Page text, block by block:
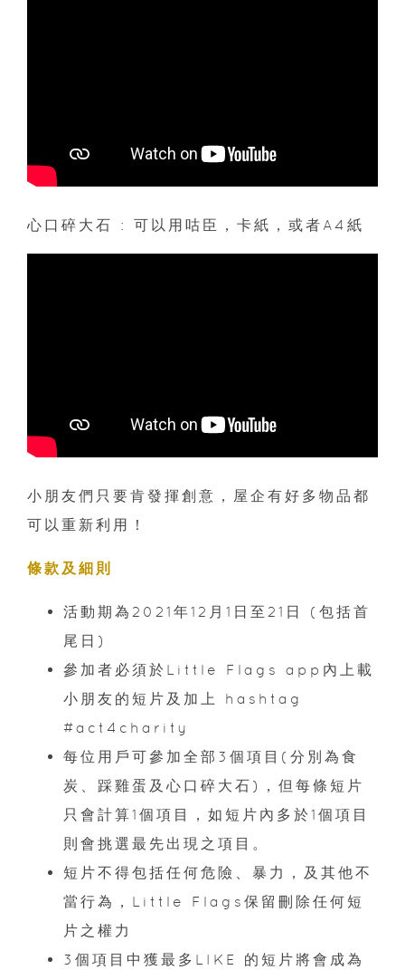
心口碎大石 : 可以用咕臣，卡紙，或者A4紙
小朋友們只要肯發揮創意，屋企有好多物品都
可以重新利用！
條款及細則
活動期為2021年12月1日至21日 (包括首
尾日)
參加者必須於Little Flags app內上載
小朋友的短片及加上 hashtag
#act4charity
每位用戶可參加全部3個項目(分別為食
炭、踩雞蛋及心口碎大石)，但每條短片
只會計算1個項目，如短片內多於1個項目
則會挑選最先出現之項目。
短片不得包括任何危險、暴力，及其他不
當行為，Little Flags保留刪除任何短
片之權力
3個項目中獲最多LIKE 的短片將會成為